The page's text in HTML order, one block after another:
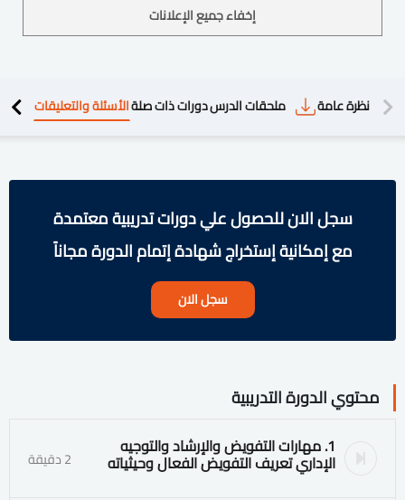
إخفاء جميع الإعلانات
نظرة عامة ملحقات الدرسدورات ذات صلةالأسئلة والتعليقات
سجل الان للحصول علي دورات تدريبية معتمدة
مع إمكانية إستخراج شهادة إتمام الدورة مجاناً
سجل الان
محتوي الدورة التدريبية
1. مهارات التفويض والإرشاد والتوجيه
الإداري تعريف التفويض الفعال وحيثياته 2 دقيقة